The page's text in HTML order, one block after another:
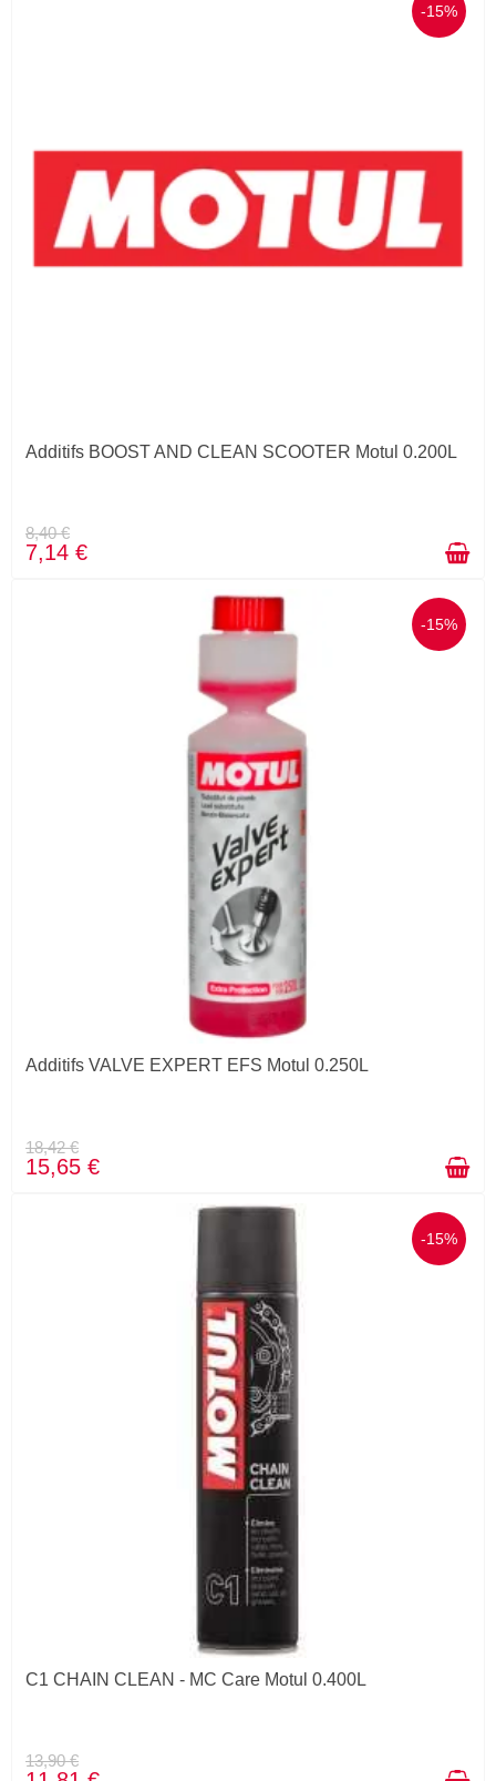
-15%
Additifs BOOST AND CLEAN SCOOTER Motul 0.200L
8,40 €
7,14 €
-15%
Additifs VALVE EXPERT EFS Motul 0.250L
18,42 €
15,65 €
-15%
C1 CHAIN CLEAN - MC Care Motul 0.400L
13,90 €